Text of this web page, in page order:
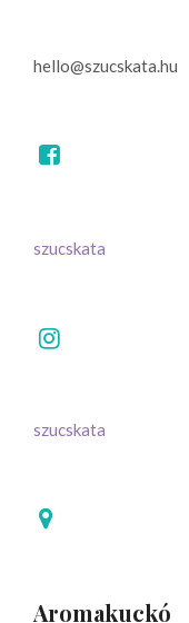
hello@szucskata.hu
szucskata
szucskata
Aromakuckó